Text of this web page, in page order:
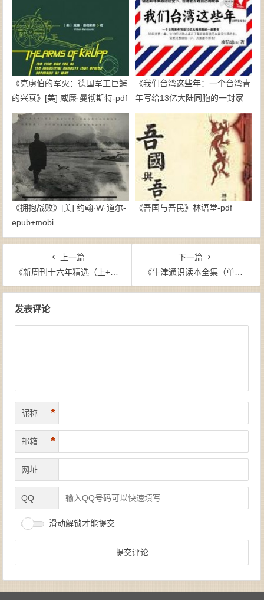
《克虏伯的军火：德国军工巨鳄
的兴衰》[美] 威廉·曼彻斯特-pdf
《我们台湾这些年：一个台湾青
年写给13亿大陆同胞的一封家
书》廖信忠-epub+mobi
《拥抱战败》[美] 约翰·W·道尔-
epub+mobi
《吾国与吾民》林语堂-pdf
上一篇
《新周刊十六年精选（上+下册）》新周刊（作者）-epub+mobi+azw3
下一篇
《牛津通识读本全集（单本分册，全50册）》-azw3
发表评论
昵称 *
邮箱 *
网址
QQ
滑动解锁才能提交